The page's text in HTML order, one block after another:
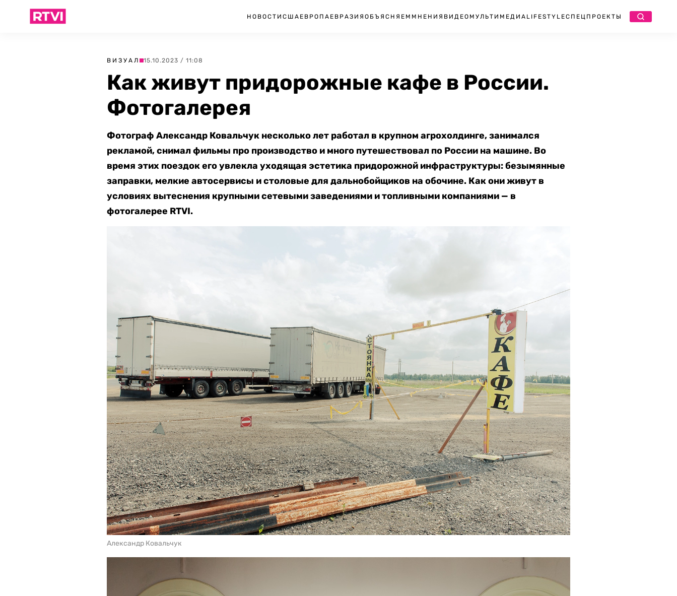
НОВОСТИ США ЕВРОПА ЕВРАЗИЯ ОБЪЯСНЯЕМ МНЕНИЯ ВИДЕО МУЛЬТИМЕДИА LIFESTYLEСПЕЦПРОЕКТЫ
ВИЗУАЛ 15.10.2023 / 11:08
Как живут придорожные кафе в России.
Фотогалерея
Фотограф Александр Ковальчук несколько лет работал в крупном агрохолдинге, занимался
рекламой, снимал фильмы про производство и много путешествовал по России на машине. Во
время этих поездок его увлекла уходящая эстетика придорожной инфраструктуры: безымянные
заправки, мелкие автосервисы и столовые для дальнобойщиков на обочине. Как они живут в
условиях вытеснения крупными сетевыми заведениями и топливными компаниями — в
фотогалерее RTVI.
Александр Ковальчук